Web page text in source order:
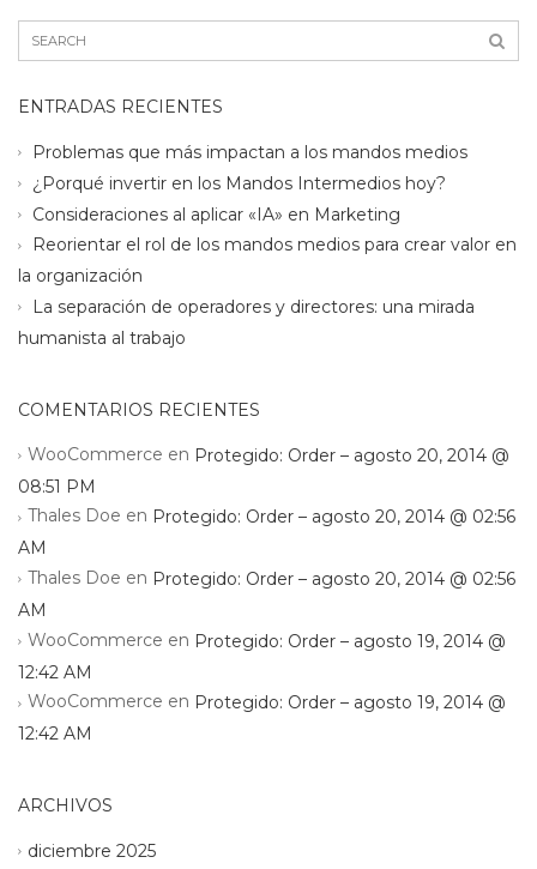
ENTRADAS RECIENTES
Problemas que más impactan a los mandos medios
¿Porqué invertir en los Mandos Intermedios hoy?
Consideraciones al aplicar «IA» en Marketing
Reorientar el rol de los mandos medios para crear valor en
la organización
La separación de operadores y directores: una mirada
humanista al trabajo
COMENTARIOS RECIENTES
WooCommerce en Protegido: Order – agosto 20, 2014 @
08:51 PM
Thales Doe en Protegido: Order – agosto 20, 2014 @ 02:56
AM
Thales Doe en Protegido: Order – agosto 20, 2014 @ 02:56
AM
WooCommerce en Protegido: Order – agosto 19, 2014 @
12:42 AM
WooCommerce en Protegido: Order – agosto 19, 2014 @
12:42 AM
ARCHIVOS
diciembre 2025